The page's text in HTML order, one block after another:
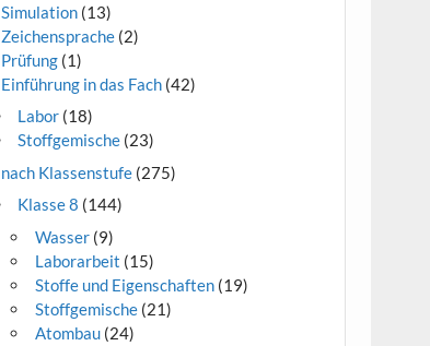
Simulation (13)
Zeichensprache (2)
Prüfung (1)
Einführung in das Fach (42)
Labor (18)
Stoffgemische (23)
nach Klassenstufe (275)
Klasse 8 (144)
Wasser(9)
Laborarbeit (15)
Stoffe und Eigenschaften(19)
Stoffgemische(21)
Atombau(24)